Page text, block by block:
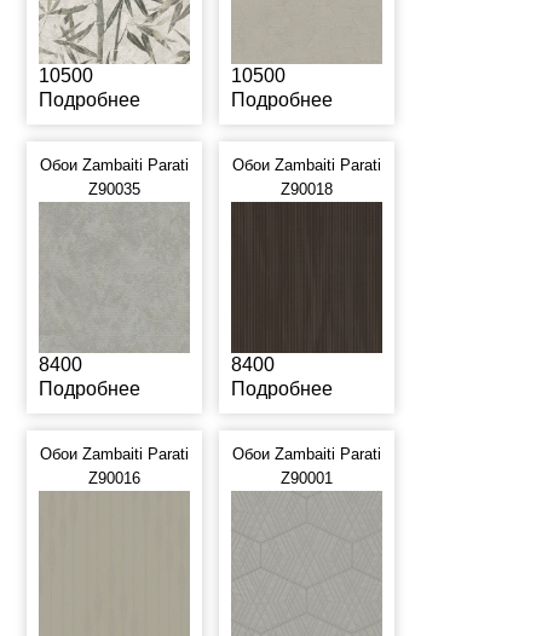
10500
Подробнее
10500
Подробнее
Обои Zambaiti Parati
Z90035
8400
Подробнее
Обои Zambaiti Parati
Z90018
8400
Подробнее
Обои Zambaiti Parati
Z90016
Обои Zambaiti Parati
Z90001